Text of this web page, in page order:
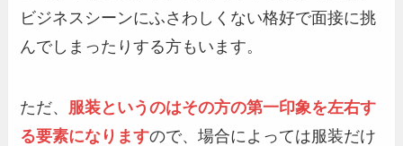
ビジネスシーンにふさわしくない格好で面接に挑
んでしまったりする方もいます。
ただ、 服装というのはその方の第一印象を左右す
る要素になりますので、場合によっては服装だけ